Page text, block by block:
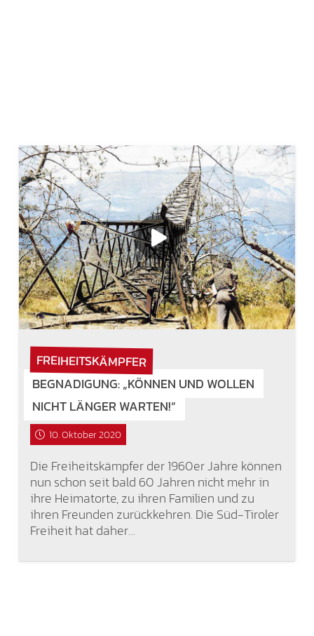
FREIHEITSKÄMPFER
BEGNADIGUNG: „KÖNNEN UND WOLLEN
NICHT LÄNGER WARTEN!“
10. Oktober 2020
Die Freiheitskämpfer der 1960er Jahre können
nun schon seit bald 60 Jahren nicht mehr in
ihre Heimatorte, zu ihren Familien und zu
ihren Freunden zurückkehren. Die Süd-Tiroler
Freiheit hat daher…